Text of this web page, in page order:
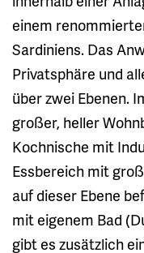
einem
Sardiniens. Das
Privatsphäre und
über zwei Ebenen.
großer, heller
Kochnische mit
Essbereich mit
auf dieser Ebene
mit eigenem Bad
gibt es zusätzlich